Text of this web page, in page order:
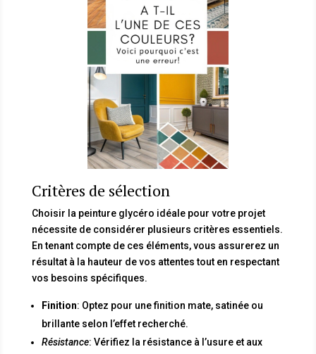
Critères de sélection
Choisir la peinture glycéro idéale pour votre projet
nécessite de considérer plusieurs critères essentiels.
En tenant compte de ces éléments, vous assurerez un
résultat à la hauteur de vos attentes tout en respectant
vos besoins spécifiques.
Finition: Optez pour une finition mate, satinée ou
brillante selon l’effet recherché.
Résistance: Vérifiez la résistance à l’usure et aux